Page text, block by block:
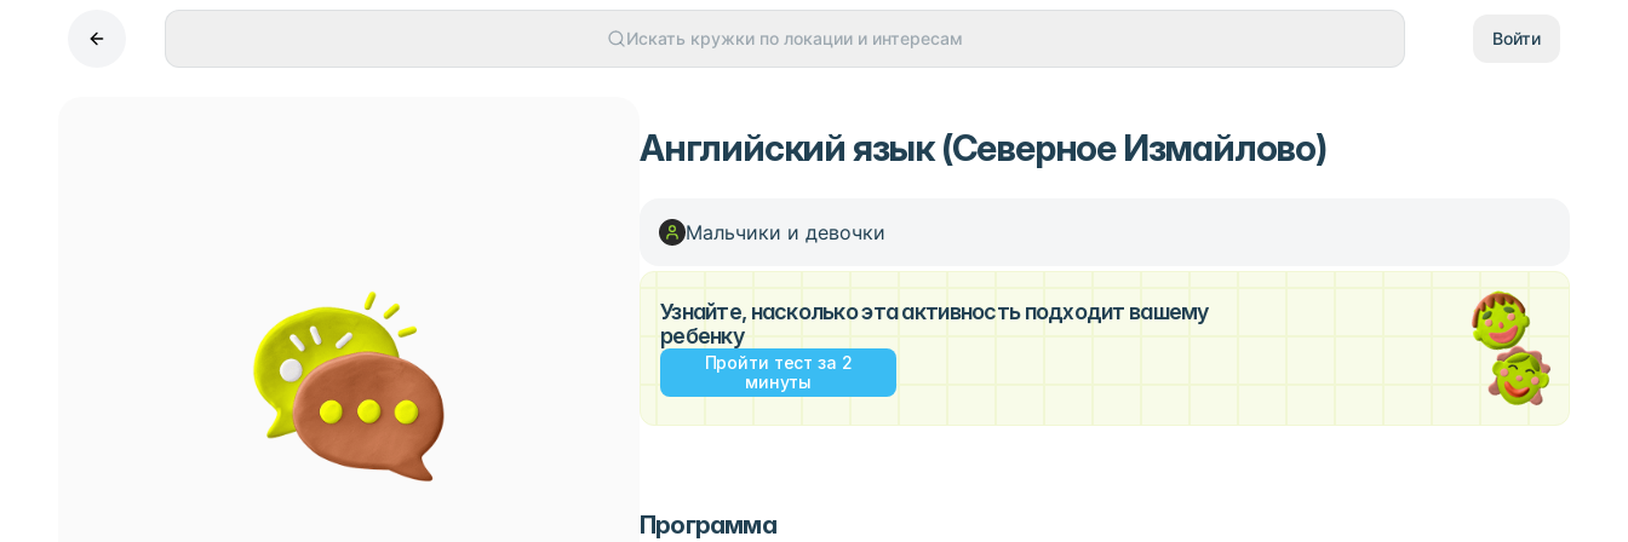
Искать кружки по локации и интересам Войти
Английский язык (Северное Измайлово)
Мальчики и девочки
Узнайте, насколько эта активность подходит вашему
ребенку
Пройти тест за 2
минуты
Программа